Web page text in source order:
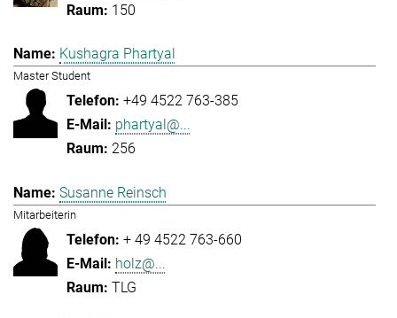
150
Kushagra Phartyal
Master Student
+49 4522 763-385
phartyal@...
256
Susanne Reinsch
Mitarbeiterin
+ 49 4522 763-660
holz@...
TLG